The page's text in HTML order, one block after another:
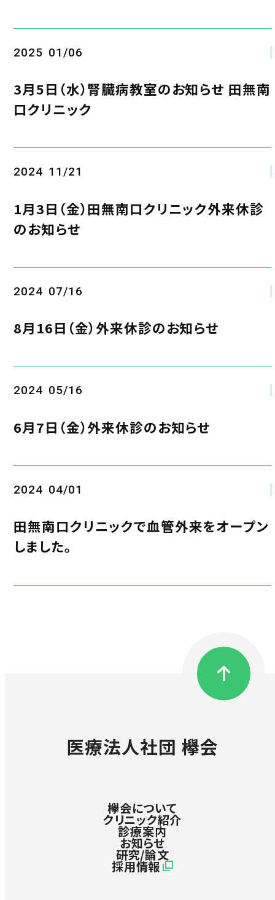
2025 01/06
3月5日（水）腎臓病教室のお知らせ 田無南
口クリニック
2024 11/21
1月3日（金）田無南口クリニック外来休診
のお知らせ
2024 07/16
8月16日（金）外来休診のお知らせ
2024 05/16
6月7日（金）外来休診のお知らせ
2024 04/01
田無南口クリニックで血管外来をオープン
しました。
医療法人社団 欅会
欅会について
クリニック紹介
診療案内
お知らせ
研究/論文
採用情報